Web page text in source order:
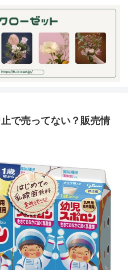
で売ってない？販売情